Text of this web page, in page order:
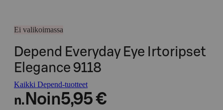
Ei valikoimassa
Depend Everyday Eye Irtoripset
Elegance 9118
Kaikki Depend-tuotteet
n. Noin5,95 €